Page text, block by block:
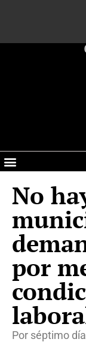
No
por
Por séptimo